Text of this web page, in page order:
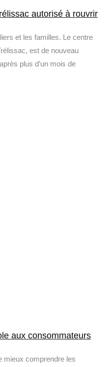
autorisé à rouvrir
et les familles. Le centre
est de nouveau
plus d’un mois de
aux consommateurs
mieux comprendre les